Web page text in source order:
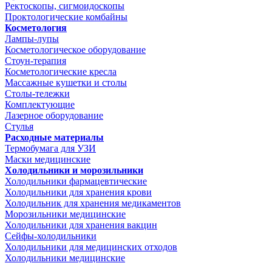
Ректоскопы, сигмоидоскопы
Проктологические комбайны
Косметология
Лампы-лупы
Косметологическое оборудование
Стоун-терапия
Косметологические кресла
Массажные кушетки и столы
Столы-тележки
Комплектующие
Лазерное оборудование
Стулья
Расходные материалы
Термобумага для УЗИ
Маски медицинские
Холодильники и морозильники
Холодильники фармацевтические
Холодильники для хранения крови
Холодильник для хранения медикаментов
Морозильники медицинские
Холодильники для хранения вакцин
Сейфы-холодильники
Холодильники для медицинских отходов
Холодильники медицинские